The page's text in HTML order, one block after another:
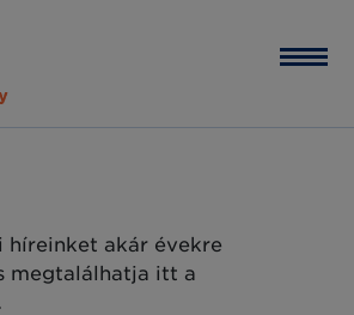
híreinket akár évekre
megtalálhatja itt a